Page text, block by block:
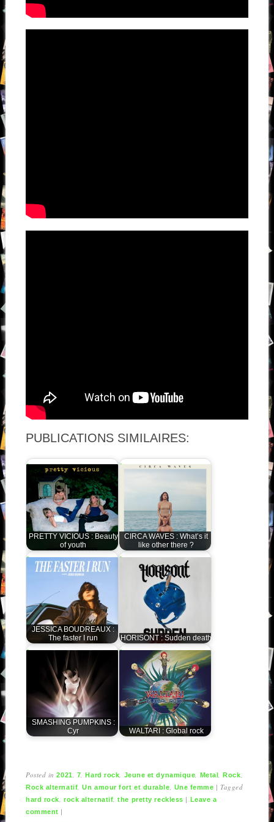
PUBLICATIONS SIMILAIRES:
PRETTY VICIOUS : Beauty
of youth
CIRCA WAVES : What’s it
like other there ?
JESSICA BOUDREAUX :
The faster I run
HORISONT : Sudden death
SMASHING PUMPKINS :
Cyr
WALTARI : Global rock
Posted in2021, 7,Hard rock, Jeune et dynamique, Metal,Rock,
Rock alternatif,Un amour fort et durable, Une femme |Tagged
hard rock,rock alternatif,the pretty reckless | Leave a
comment |